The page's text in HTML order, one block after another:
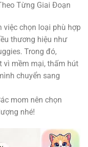
Từng Giai Đoạn
việc chọn loại phù hợp
thương hiệu như
Trong đó,
vì mềm mại, thấm hút
chuyển sang
mom nên chọn
nhé!